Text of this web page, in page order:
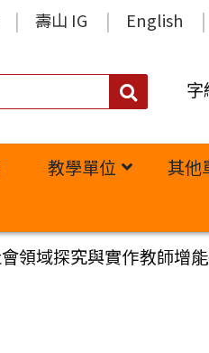
壽山 IG English
搜
字
教學單位 其他
領域探究與實作教師增